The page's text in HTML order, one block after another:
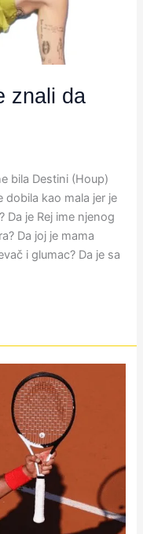
znali da
bila Destini (Houp)
dobila kao mala jer je
Da je Rej ime njenog
Da joj je mama
i glumac? Da je sa